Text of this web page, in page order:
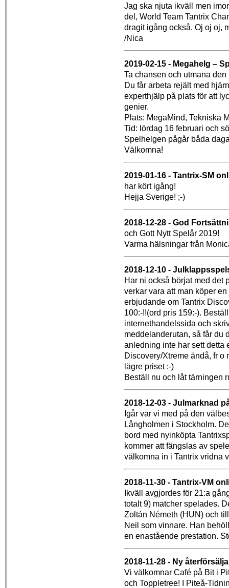
Jag ska njuta ikväll men
del, World Team Tantrix
dragit igång också. Oj oj oj,
/Nica
2019-02-15 - Megahelg –
Ta chansen och utmana
Du får arbeta rejält med
experthjälp på plats för att
genier.
Plats: MegaMind, Tekniska
Tid: lördag 16 februari och
Spelhelgen pågår båda
Välkomna!
2019-01-16 - Tantrix-SM
har kört igång!
Hejja Sverige! ;-)
2018-12-28 - God
och Gott Nytt Spelår 2019!
Varma hälsningar från
2018-12-10 -
Har ni också börjat med det
verkar vara att man köper
erbjudande om Tantrix
100:-!!(ord pris 159:-).
internethandelssida och
meddelanderutan, så får du
anledning inte har sett detta
Discovery/Xtreme ändå, fr o
lägre priset :-)
Beställ nu och låt tärningen
2018-12-03 - Julmarknad
Igår var vi med på den
Långholmen i Stockholm.
bord med nyinköpta
kommer att fängslas av
välkomna in i Tantrix vridna
2018-11-30 - Tantrix-VM
Ikväll avgjordes för 21:a
totalt 9) matcher spelades.
Zoltán Németh (HUN) och
Neil som vinnare. Han
en enastående prestation.
2018-11-28 - Ny
Vi välkomnar Café på Bit i
och Toppletree! I Piteå-